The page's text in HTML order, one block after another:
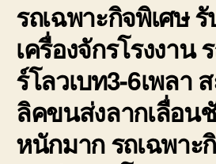
รถเฉพาะกิจพิเศษ
เครื่องจักรโรงงาน
ร์โลวเบท3-6เพลา
ลิคขนส่งลากเลื่อน
หนักมาก รถเฉพาะ